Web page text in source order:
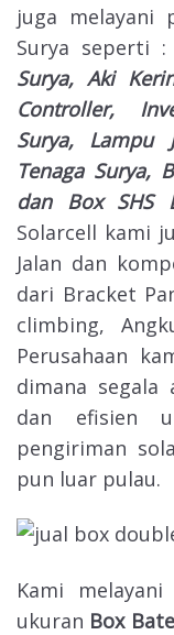
juga melayani
Surya seperti :
Surya, Aki
Controller,
Surya, Lampu
Tenaga Surya,
dan Box SHS
Solarcell kami
Jalan dan
dari Bracket
climbing,
Perusahaan
dimana segala
dan efisien
pengiriman
pun luar pulau.
Kami
ukuran Box